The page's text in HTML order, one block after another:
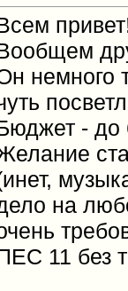
немного
- до
на
11 без